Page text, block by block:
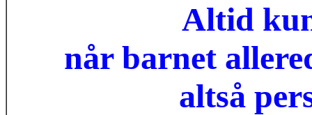
Altid
når barnet
altså